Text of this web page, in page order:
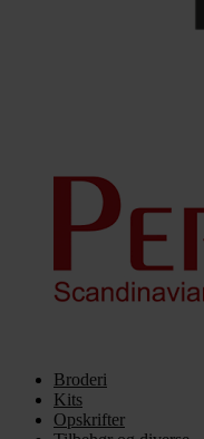
Broderi
Kits
Opskrifter